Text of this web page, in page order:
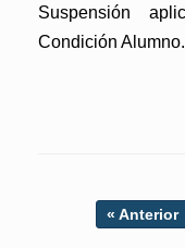
Suspensión
Condición
Post navigation
« Anterior